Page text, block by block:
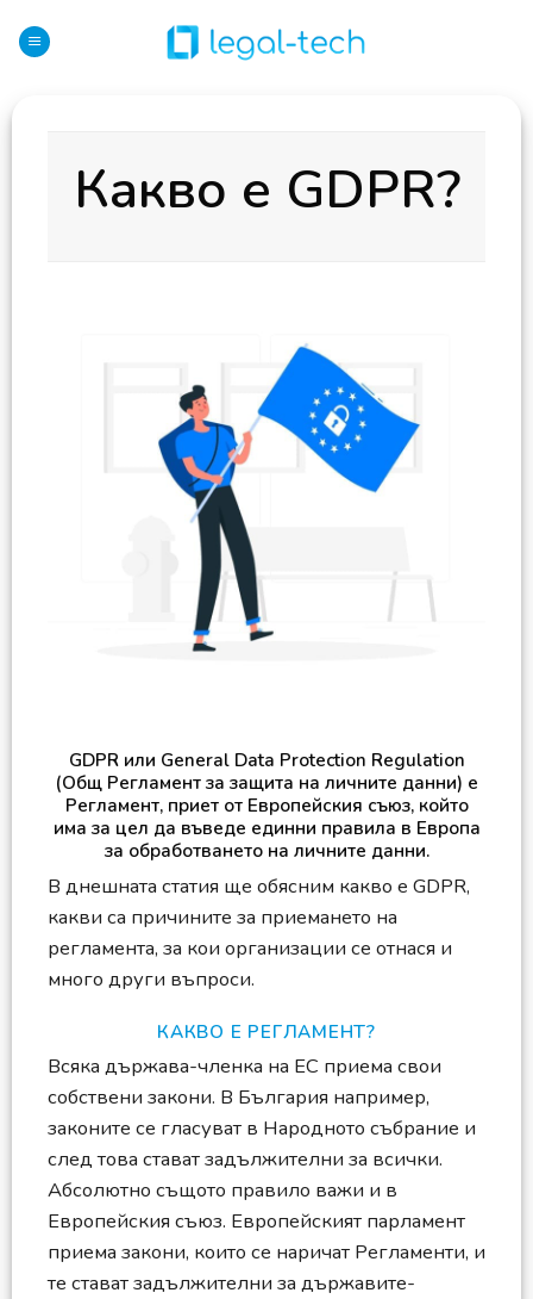
content
Какво е GDPR?
GDPR или General Data Protection Regulation
(Общ Регламент за защита на личните данни) е
Регламент, приет от Европейския съюз, който
има за цел да въведе единни правила в Европа
за обработването на личните данни.
В днешната статия ще обясним какво е GDPR,
какви са причините за приемането на
регламента, за кои организации се отнася и
много други въпроси.
КАКВО Е РЕГЛАМЕНТ?
Всяка държава-членка на ЕС приема свои
собствени закони. В България например,
законите се гласуват в Народното събрание и
след това стават задължителни за всички.
Абсолютно същото правило важи и в
Европейския съюз. Европейският парламент
приема закони, които се наричат Регламенти, и
те стават задължителни за държавите-